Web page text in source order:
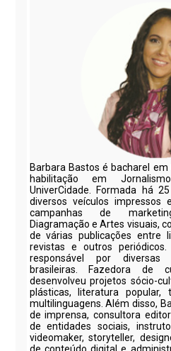
Barbara Bastos é bacharel
habilitação em
UniverCidade. Formada há
diversos veículos impressos
campanhas de
Diagramação e Artes visuais,
de várias publicações entre
revistas e outros
responsável por diversas
brasileiras. Fazedora de
desenvolveu projetos sócio-
plásticas, literatura popular,
multilinguagens. Além disso,
de imprensa, consultora
de entidades sociais,
videomaker, storyteller,